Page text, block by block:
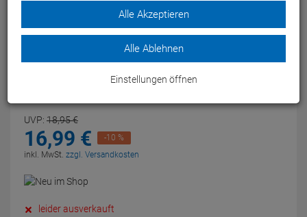
Stylische Silikon-Badekappe mit Wasser-Motiv für
Fitnessschwimmer.
UVP: 18,95€
16,99 €
-10 %
inkl. MwSt. zzgl. Versandkosten
leider ausverkauft
Alle Akzeptieren
Alle Ablehnen
Einstellungen öffnen